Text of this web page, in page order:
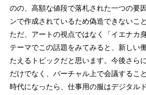
のの、高額な値段で落札された一つの要
ンで作成されているため偽造できないこ
ただ、アートの視点ではなく「イエナカ
テーマでこの話題をみてみると、新しい
たえるトピックだと思います。今後さら
だけでなく、バーチャル上で会議するこ
時代になったら、仕事用の服はデジタル